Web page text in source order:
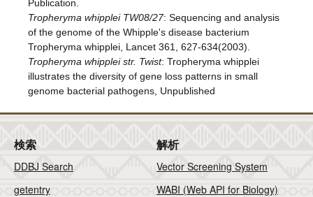
Publication.
Tropheryma whipplei TW08/27: Sequencing and analysis
of the genome of the Whipple's disease bacterium
Tropheryma whipplei, Lancet 361, 627-634(2003).
Tropheryma whipplei str. Twist: Tropheryma whipplei
illustrates the diversity of gene loss patterns in small
genome bacterial pathogens, Unpublished
検索
DDBJ Search
getentry
解析
Vector Screening System
WABI (Web API for Biology)